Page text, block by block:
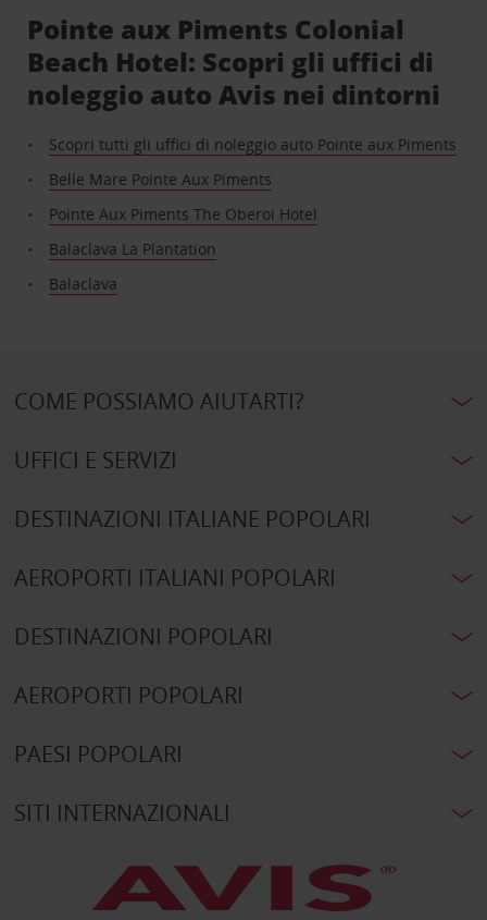
Pointe aux Piments Colonial
Beach Hotel: Scopri gli uffici di
noleggio auto Avis nei dintorni
Scopri tutti gli uffici di noleggio auto Pointe aux Piments
Belle Mare Pointe Aux Piments
Pointe Aux Piments The Oberoi Hotel
Balaclava La Plantation
Balaclava
COME POSSIAMO AIUTARTI?
UFFICI E SERVIZI
DESTINAZIONI ITALIANE POPOLARI
AEROPORTI ITALIANI POPOLARI
DESTINAZIONI POPOLARI
AEROPORTI POPOLARI
PAESI POPOLARI
SITI INTERNAZIONALI